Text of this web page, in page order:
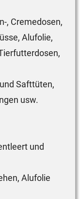
, Cremedosen,
Alufolie,
Safttüten,
usw.
und
Alufolie